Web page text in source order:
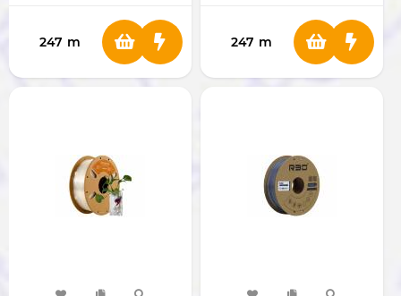
Purple
247 m 247 m